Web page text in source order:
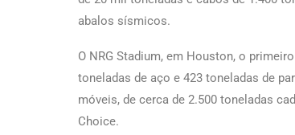
abalos sísmicos.
O NRG Stadium, em Houston, o
toneladas de aço e 423 toneladas de
móveis, de cerca de 2.500 toneladas
Choice.